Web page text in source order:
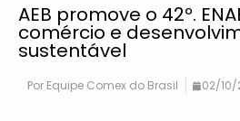
AEB promove o 42º.
comércio e
sustentável
Por Equipe Comex do Brasil 02/10/